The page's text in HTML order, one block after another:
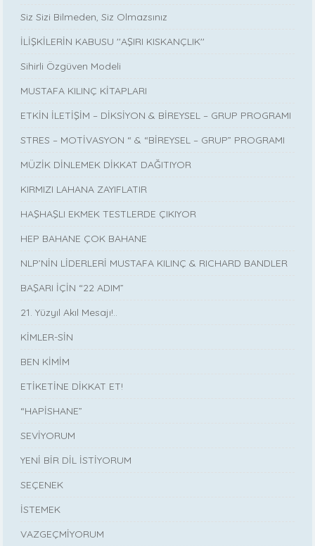
Siz Sizi Bilmeden, Siz Olmazsınız
İLİŞKİLERİN KABUSU ''AŞIRI KISKANÇLIK''
Sihirli Özgüven Modeli
MUSTAFA KILINÇ KİTAPLARI
ETKİN İLETİŞİM – DİKSİYON & BİREYSEL – GRUP PROGRAMI
STRES – MOTİVASYON “ & “BİREYSEL – GRUP” PROGRAMI
MÜZİK DİNLEMEK DİKKAT DAĞITIYOR
KIRMIZI LAHANA ZAYIFLATIR
HAŞHAŞLI EKMEK TESTLERDE ÇIKIYOR
HEP BAHANE ÇOK BAHANE
NLP’NİN LİDERLERİ MUSTAFA KILINÇ & RICHARD BANDLER
BAŞARI İÇİN “22 ADIM”
21. Yüzyıl Akıl Mesajı!..
KİMLER-SİN
BEN KİMİM
ETİKETİNE DİKKAT ET!
“HAPİSHANE”
SEVİYORUM
YENİ BİR DİL İSTİYORUM
SEÇENEK
İSTEMEK
VAZGEÇMİYORUM